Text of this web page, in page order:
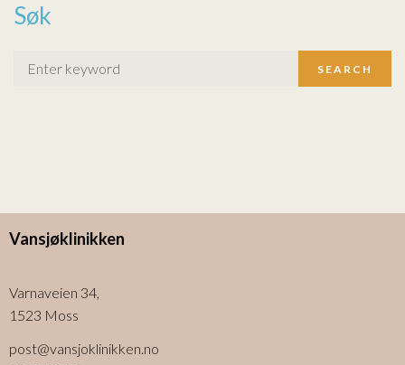
Søk
SEARCH
Vansjøklinikken
Varnaveien 34,
1523 Moss
post@vansjoklinikken.no